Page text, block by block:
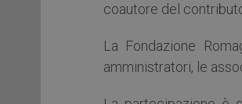
coautore del
La Fondazione
amministratori, le